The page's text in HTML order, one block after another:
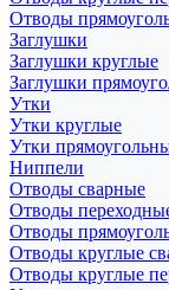
Отводы
Заглушки
Заглушки круглые
Заглушки
Утки
Утки круглые
Утки
Ниппели
Отводы сварные
Отводы
Отводы
Отводы круглые
Отводы круглые